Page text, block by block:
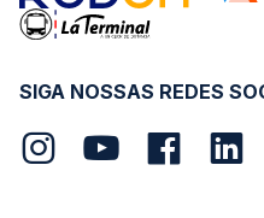
SIGA NOSSAS REDES